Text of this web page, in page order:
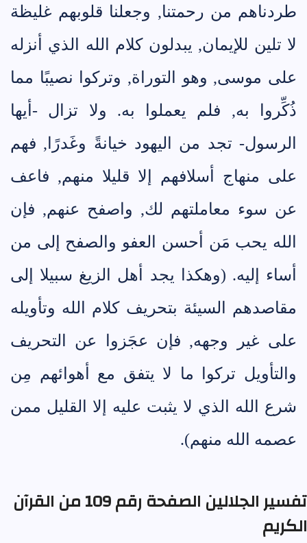
طردناهم من رحمتنا, وجعلنا قلوبهم غليظة
لا تلين للإيمان, يبدلون كلام الله الذي أنزله
على موسى, وهو التوراة, وتركوا نصيبًا مما
ذُكِّروا به, فلم يعملوا به. ولا تزال -أيها
الرسول- تجد من اليهود خيانةً وغَدرًا, فهم
على منهاج أسلافهم إلا قليلا منهم, فاعف
عن سوء معاملتهم لك, واصفح عنهم, فإن
الله يحب مَن أحسن العفو والصفح إلى من
أساء إليه. (وهكذا يجد أهل الزيغ سبيلا إلى
مقاصدهم السيئة بتحريف كلام الله وتأويله
على غير وجهه, فإن عجَزوا عن التحريف
والتأويل تركوا ما لا يتفق مع أهوائهم مِن
شرع الله الذي لا يثبت عليه إلا القليل ممن
عصمه الله منهم).
تفسير الجلالين الصفحة رقم 109 من القرآن
الكريم